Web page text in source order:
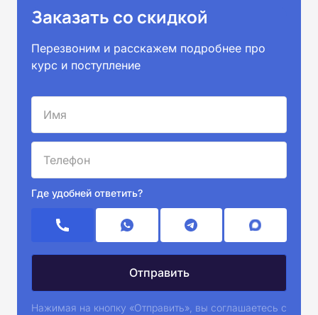
Заказать со скидкой
Перезвоним и расскажем подробнее про
курс и поступление
Где удобней ответить?
Нажимая на кнопку «Отправить», вы соглашаетесь с